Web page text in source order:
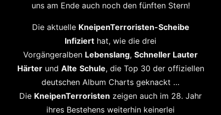
uns am Ende auch noch den fünften Stern!
Die aktuelle KneipenTerroristen-Scheibe
Infiziert hat, wie die drei
Vorgängeralben Lebenslang, Schneller Lauter
Härter und Alte Schule, die Top 30 der offiziellen
deutschen Album Charts geknackt …
Die KneipenTerroristen zeigen auch im 28. Jahr
ihres Bestehens weiterhin keinerlei